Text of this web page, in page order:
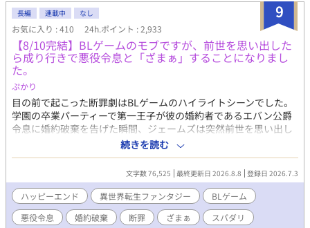
9
長編 連載中 なし
お気に入り : 410 24h.ポイント : 2,933
【8/10完結】BLゲームのモブですが、前世を思い出した
ら成り行きで悪役令息と「ざまぁ」することになりまし
た。
ぷかり
目の前で起こった断罪劇はBLゲームのハイライトシーンでした。
学園の卒業パーティーで第一王子が彼の婚約者であるエバン公爵
令息に婚約破棄を告げた瞬間、ジェームズは突然前世を思い出し
た。 どうやらここはBLゲームの世界で、自分はそのモブキャラら
しい。 とはいえ、全てがゲームの通りというわけではなく、現実
のエバンは悪役令息らしからぬ品行方正な人物だった。 しかし、
ゲームの強制力のなせる業なのか、エバンはシナリオ通りに社交
界を追われ行方不明になってしまう。 このままではいけない！ こ
れはエンディング後の世界を生きる成金モブが悪役令息を幸せに
するための物語。 8/10の完結まで予約投稿済です。
続きを読む
文字数 76,525 最終更新日 2026.8.8 登録日 2026.7.3
ハッピーエンド 異世界転生ファンタジー
BLゲーム
悪役令息
婚約破棄 断罪 ざまぁ
スパダリ